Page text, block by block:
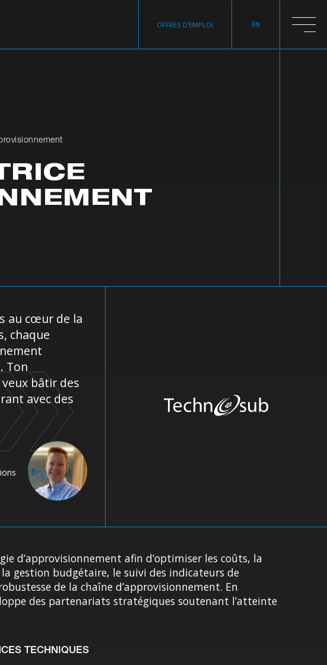
OFFRES D'EMPLOI EN
au cœur de la
chaque
Ton
bâtir des
avec des
d’approvisionnement afin d’optimiser les coûts, la
gestion budgétaire, le suivi des indicateurs de
de la chaîne d’approvisionnement. En
des partenariats stratégiques soutenant l’atteinte
TECHNIQUES